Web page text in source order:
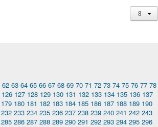
62 63 64 65 66 67 68 69 70 71 72 73 74 75 76 77 78
126 127 128 129 130 131 132 133 134 135 136 137
179 180 181 182 183 184 185 186 187 188 189 190
232 233 234 235 236 237 238 239 240 241 242 243
285 286 287 288 289 290 291 292 293 294 295 296